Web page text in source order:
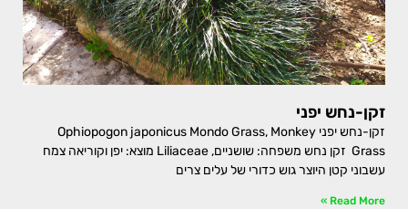
זקן-נחש יפני
זקן-נחש יפני Ophiopogon japonicus Mondo Grass, Monkey
Grass זקן נחש משפחה: שושניים, Liliaceae מוצא: יפן וקוריאה צמח
עשבוני קטן היוצר גוש כדורי של עלים צרים
Read More »